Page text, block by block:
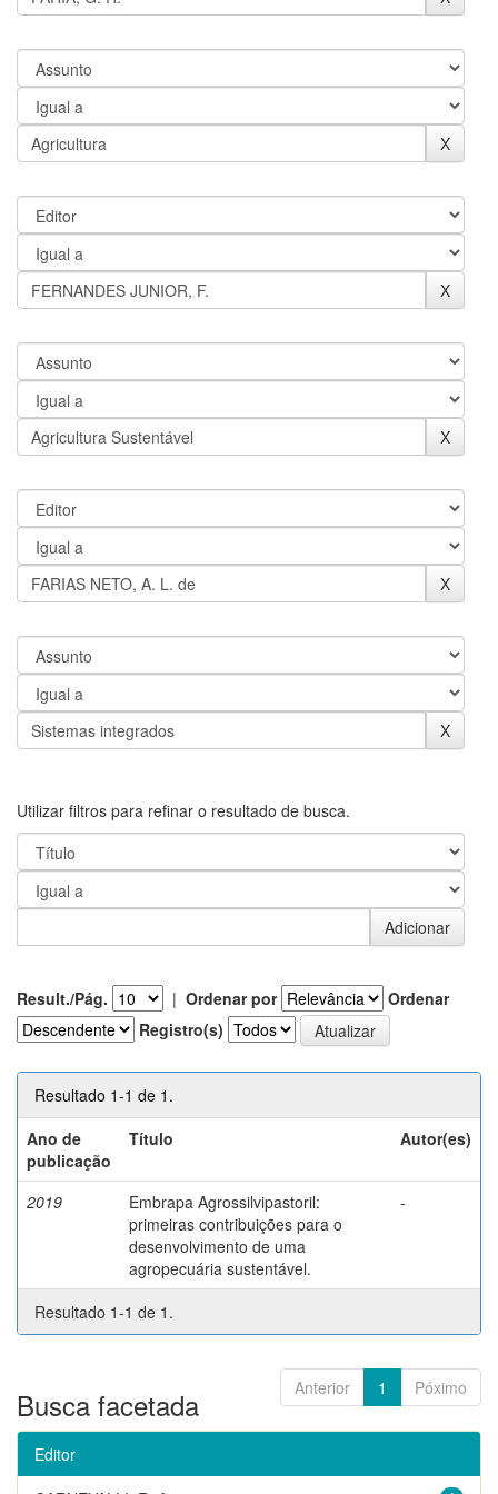
Utilizar filtros para refinar o resultado de busca.
Result./Pág. | Ordenar por
Ordenar
Registro(s)
Resultado 1-1 de 1.
Ano de
publicação
Título Autor(es)
2019
Embrapa Agrossilvipastoril:
primeiras contribuições para o
desenvolvimento de uma
agropecuária sustentável.
-
Resultado 1-1 de 1.
Anterior 1 Póximo
Busca facetada
Editor